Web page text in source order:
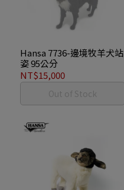
Hansa 7736-邊境牧羊犬站
姿 95公分
NT$15,000
Out of Stock